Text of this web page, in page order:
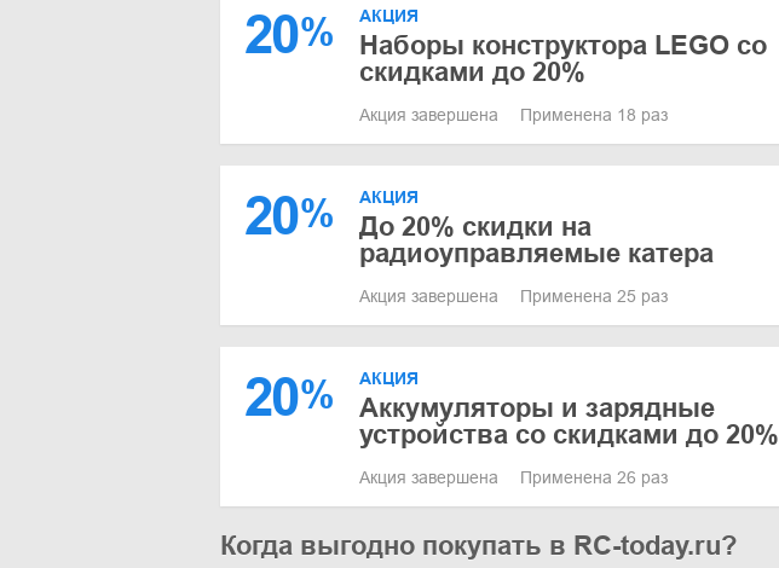
20% АКЦИЯ
Наборы конструктора LEGO со
скидками до 20%
Акция завершена Применена 18 раз
20% АКЦИЯ
До 20% скидки на
радиоуправляемые катера
Акция завершена Применена 25 раз
20% АКЦИЯ
Аккумуляторы и зарядные
устройства со скидками до 20%
Акция завершена Применена 26 раз
Когда выгодно покупать в RC-today.ru?